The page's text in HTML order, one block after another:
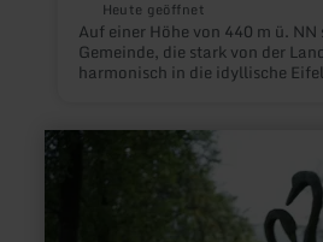
Heute geöffnet
Auf einer Höhe von 440 m ü.
Gemeinde, die stark von der
harmonisch in die idyllische
Bewohner und Gäste.
mehr
erfahren
zu: